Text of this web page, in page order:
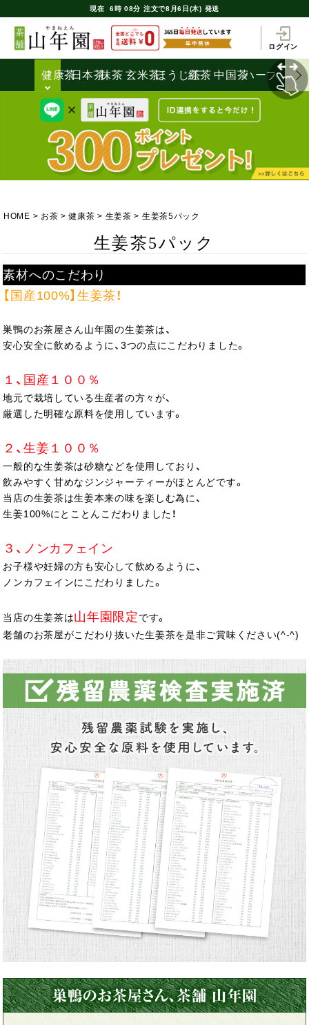
現在 6時 08分 注文で8月6日(木) 発送
ログイン
健康茶日本茶抹茶 玄米茶ほうじ茶
紅茶 中国茶ハーブティ
HOME お茶 健康茶 生姜茶 生姜茶5パック
生姜茶5パック
素材へのこだわり
【国産100%】生姜茶！
巣鴨のお茶屋さん山年園の生姜茶は、
安心安全に飲めるように、3つの点にこだわりました。
１、国産１００％
地元で栽培している生産者の方々が、
厳選した明確な原料を使用しています。
２、生姜１００％
一般的な生姜茶は砂糖などを使用しており、
飲みやすく甘めなジンジャーティーがほとんどです。
当店の生姜茶は生姜本来の味を楽しむ為に、
生姜100%にとことんこだわりました！
３、ノンカフェイン
お子様や妊婦の方も安心して飲めるように、
ノンカフェインにこだわりました。
当店の生姜茶は山年園限定 です。
老舗のお茶屋がこだわり抜いた生姜茶を是非ご賞味ください(^-^)